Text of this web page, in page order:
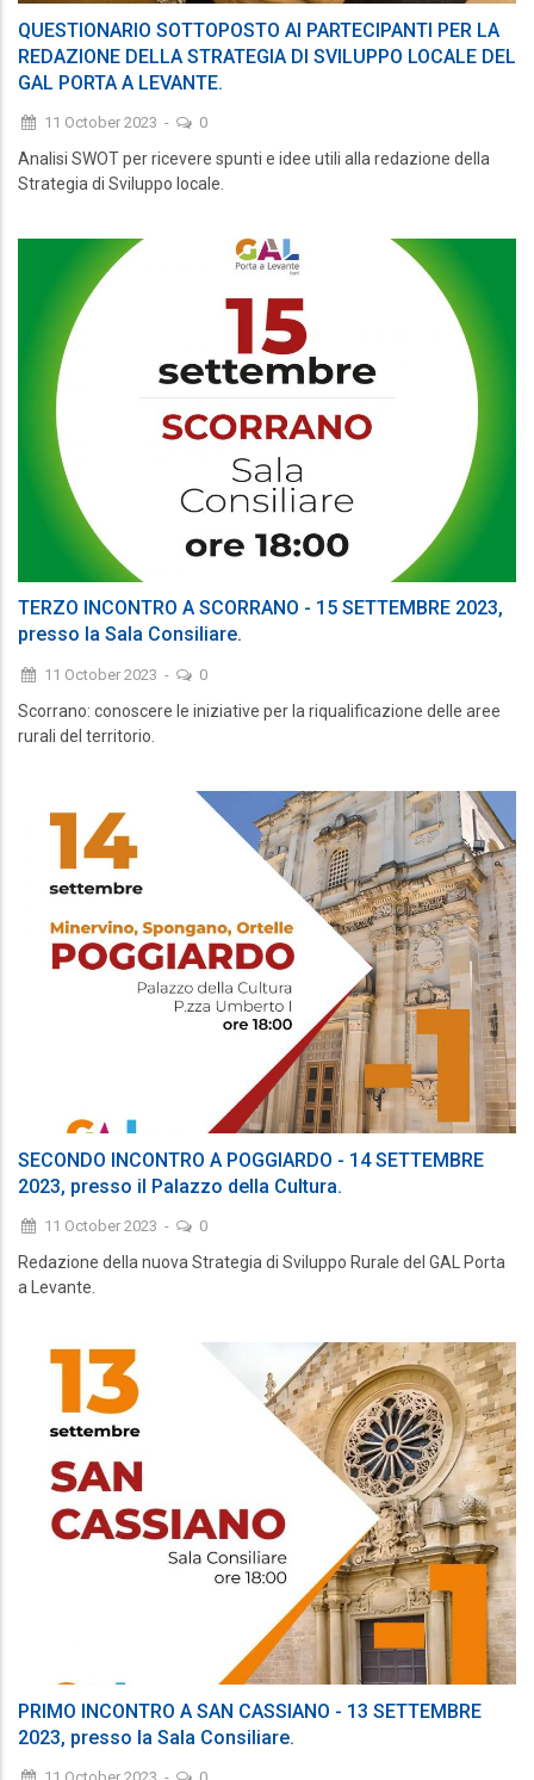
QUESTIONARIO SOTTOPOSTO AI PARTECIPANTI PER LA
REDAZIONE DELLA STRATEGIA DI SVILUPPO LOCALE DEL
GAL PORTA A LEVANTE.
11 October 2023 - 0
Analisi SWOT per ricevere spunti e idee utili alla redazione della
Strategia di Sviluppo locale.
TERZO INCONTRO A SCORRANO - 15 SETTEMBRE 2023,
presso la Sala Consiliare.
11 October 2023 - 0
Scorrano: conoscere le iniziative per la riqualificazione delle aree
rurali del territorio.
SECONDO INCONTRO A POGGIARDO - 14 SETTEMBRE
2023, presso il Palazzo della Cultura.
11 October 2023 - 0
Redazione della nuova Strategia di Sviluppo Rurale del GAL Porta
a Levante.
PRIMO INCONTRO A SAN CASSIANO - 13 SETTEMBRE
2023, presso la Sala Consiliare.